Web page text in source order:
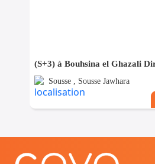
Sousse , Sousse Jawhara